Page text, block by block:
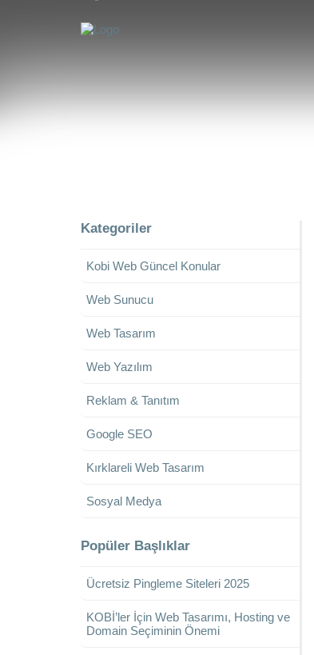
Kategoriler
Kobi Web Güncel Konular
Web Sunucu
Web Tasarım
Web Yazılım
Reklam & Tanıtım
Google SEO
Kırklareli Web Tasarım
Sosyal Medya
Popüler Başlıklar
Ücretsiz Pingleme Siteleri 2025
KOBİ’ler İçin Web Tasarımı, Hosting ve
Domain Seçiminin Önemi